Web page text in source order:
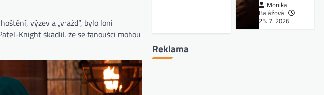
výzev a „vražd“, bylo loni
Knight škádlil, že se fanoušci mohou
Monika
Balážová
25. 7. 2026
Reklama